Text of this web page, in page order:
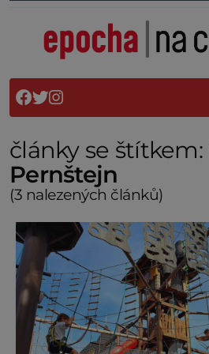
články se štítkem:
Pernštejn
(3 nalezených článků)